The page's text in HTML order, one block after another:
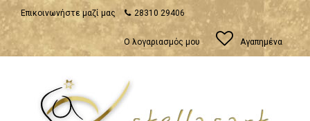
Επικοινωνήστε μαζί μας 28310 29406
Ο λογαριασμός μου Αγαπημένα